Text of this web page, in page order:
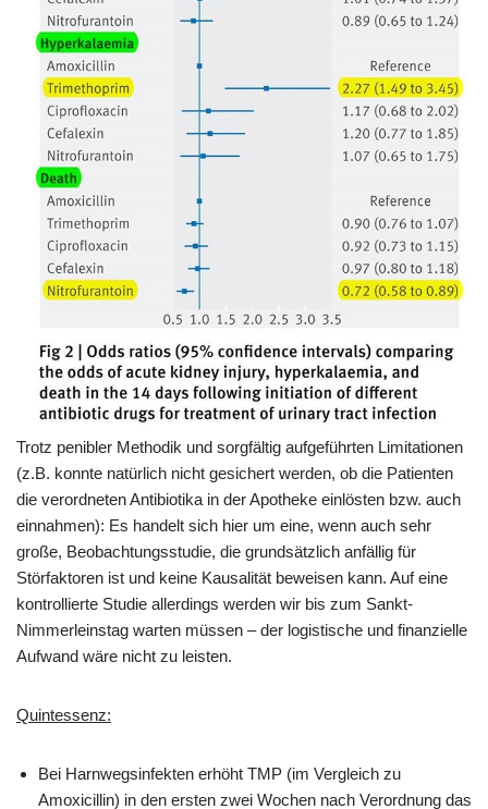
Trotz penibler Methodik und sorgfältig aufgeführten Limitationen
(z.B. konnte natürlich nicht gesichert werden, ob die Patienten
die verordneten Antibiotika in der Apotheke einlösten bzw. auch
einnahmen): Es handelt sich hier um eine, wenn auch sehr
große, Beobachtungsstudie, die grundsätzlich anfällig für
Störfaktoren ist und keine Kausalität beweisen kann. Auf eine
kontrollierte Studie allerdings werden wir bis zum Sankt-
Nimmerleinstag warten müssen – der logistische und finanzielle
Aufwand wäre nicht zu leisten.
Quintessenz:
Bei Harnwegsinfekten erhöht TMP (im Vergleich zu
Amoxicillin) in den ersten zwei Wochen nach Verordnung das